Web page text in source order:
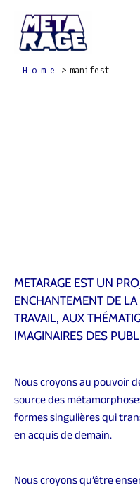
content
Home manifest
METARAGE EST UN
ENCHANTEMENT DE LA
TRAVAIL, AUX
IMAGINAIRES DES
Nous croyons au pouvoir
source des
formes singulières qui
en acquis de demain.
Nous croyons qu’être